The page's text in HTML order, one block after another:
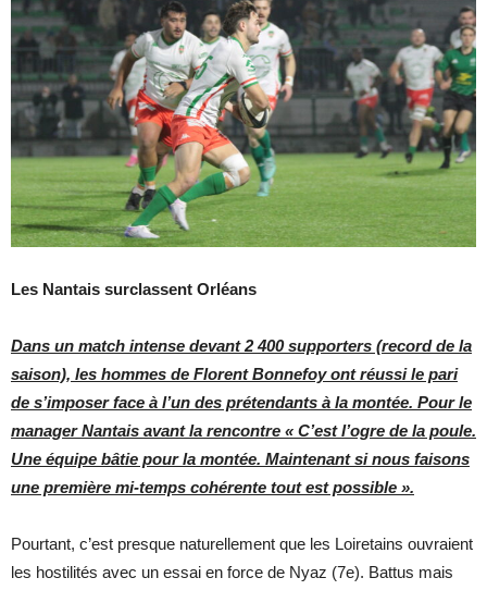
Les Nantais surclassent Orléans
Dans un match intense devant 2 400 supporters (record de la
saison), les hommes de Florent Bonnefoy ont réussi le pari
de s’imposer face à l’un des prétendants à la montée. Pour le
manager Nantais avant la rencontre « C’est l’ogre de la poule.
Une équipe bâtie pour la montée. Maintenant si nous faisons
une première mi-temps cohérente tout est possible ».
Pourtant, c’est presque naturellement que les Loiretains ouvraient
les hostilités avec un essai en force de Nyaz (7e). Battus mais